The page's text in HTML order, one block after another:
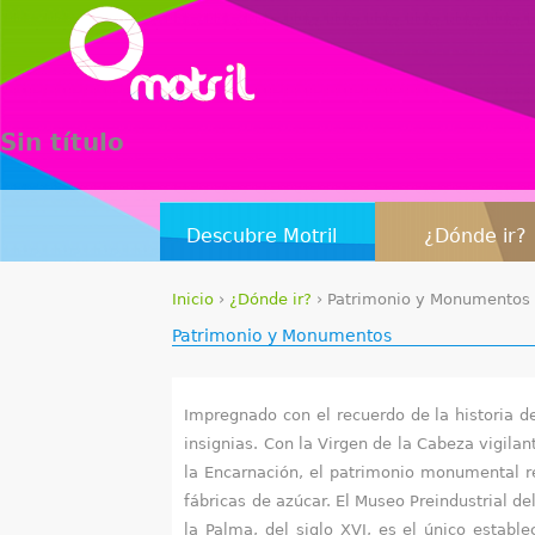
Sin título
Descubre Motril ¿Dónde ir?
S
e
n
c
Inicio › ¿Dónde ir? › Patrimonio y Monumentos
Patrimonio y Monumentos
Impregnado con el recuerdo de la historia
insignias. Con la Virgen de la Cabeza
la Encarnación, el patrimonio monumental
fábricas de azúcar. El Museo Preindustrial
la Palma, del siglo XVI, es el único